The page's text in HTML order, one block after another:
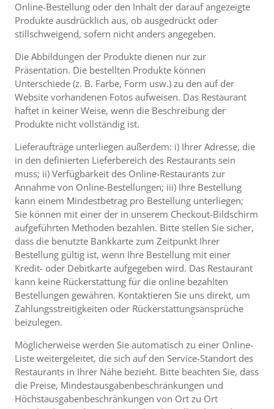
Online-Bestellung oder den Inhalt der darauf angezeigte
Produkte ausdrücklich aus, ob ausgedrückt oder
stillschweigend, sofern nicht anders angegeben.
Die Abbildungen der Produkte dienen nur zur
Präsentation. Die bestellten Produkte können
Unterschiede (z. B. Farbe, Form usw.) zu den auf der
Website vorhandenen Fotos aufweisen. Das Restaurant
haftet in keiner Weise, wenn die Beschreibung der
Produkte nicht vollständig ist.
Lieferaufträge unterliegen außerdem: i) Ihrer Adresse, die
in den definierten Lieferbereich des Restaurants sein
muss; ii) Verfügbarkeit des Online-Restaurants zur
Annahme von Online-Bestellungen; iii) Ihre Bestellung
kann einem Mindestbetrag pro Bestellung unterliegen;
Sie können mit einer der in unserem Checkout-Bildschirm
aufgeführten Methoden bezahlen. Bitte stellen Sie sicher,
dass die benutzte Bankkarte zum Zeitpunkt Ihrer
Bestellung gültig ist, wenn Ihre Bestellung mit einer
Kredit- oder Debitkarte aufgegeben wird. Das Restaurant
kann keine Rückerstattung für die online bezahlten
Bestellungen gewähren. Kontaktieren Sie uns direkt, um
Zahlungsstreitigkeiten oder Rückerstattungsansprüche
beizulegen.
Möglicherweise werden Sie automatisch zu einer Online-
Liste weitergeleitet, die sich auf den Service-Standort des
Restaurants in Ihrer Nähe bezieht. Bitte beachten Sie, dass
die Preise, Mindestausgabenbeschränkungen und
Höchstausgabenbeschränkungen von Ort zu Ort